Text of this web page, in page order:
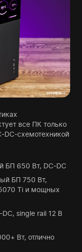
все ПК только
DC-схемотехникой
БП 650 Вт, DC-DC
БП 750 Вт,
Ti и мощных
single rail 12 В
Вт, отлично